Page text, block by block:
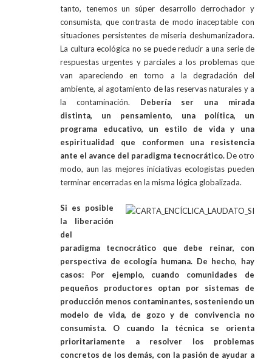
tanto, tenemos un súper desarrollo derrochador y
consumista, que contrasta de modo inaceptable con
situaciones persistentes de miseria deshumanizadora.
La cultura ecológica no se puede reducir a una serie de
respuestas urgentes y parciales a los problemas que
van apareciendo en torno a la degradación del
ambiente, al agotamiento de las reservas naturales y a
la contaminación. Debería ser una mirada
distinta, un pensamiento, una política, un
programa educativo, un estilo de vida y una
espiritualidad que conformen una resistencia
ante el avance del paradigma tecnocrático.De otro
modo, aun las mejores iniciativas ecologistas pueden
terminar encerradas en la misma lógica globalizada.
Si es posible
la liberación
del
paradigma tecnocrático que debe reinar, con
perspectiva de ecología humana. De hecho, hay
casos: Por ejemplo, cuando comunidades de
pequeños productores optan por sistemas de
producción menos contaminantes, sosteniendo un
modelo de vida, de gozo y de convivencia no
consumista. O cuando la técnica se orienta
prioritariamente a resolver los problemas
concretos de los demás, con la pasión de ayudar a